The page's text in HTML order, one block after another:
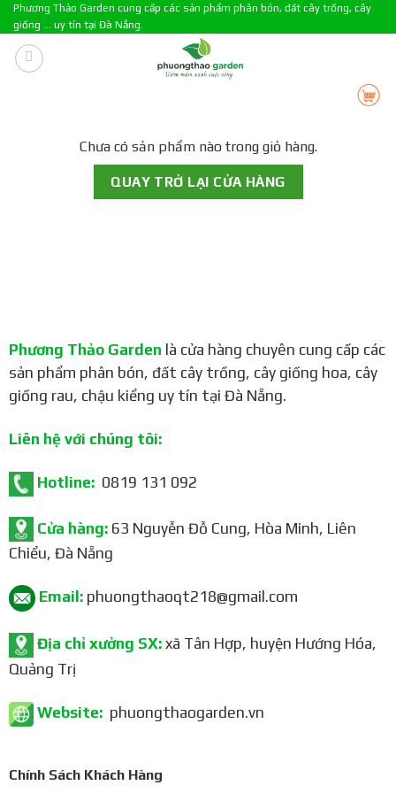
Skip
to
content
Phương Thảo Garden cung cấp các sản phẩm phân bón, đất cây trồng, cây
giống ... uy tín tại Đà Nẵng.
Chưa có sản phẩm nào trong giỏ hàng.
QUAY TRỞ LẠI CỬA HÀNG
Phương Thảo Garden là cửa hàng chuyên cung cấp các
sản phẩm phân bón, đất cây trồng, cây giống hoa, cây
giống rau, chậu kiểng uy tín tại Đà Nẵng.
Liên hệ với chúng tôi:
Hotline:0819 131 092
Cửa hàng:63 Nguyễn Đỗ Cung, Hòa Minh, Liên
Chiểu, Đà Nẵng
Email:phuongthaoqt218@gmail.com
Địa chỉ xưởng SX:xã Tân Hợp, huyện Hướng Hóa,
Quảng Trị
Website:phuongthaogarden.vn
Chính Sách Khách Hàng